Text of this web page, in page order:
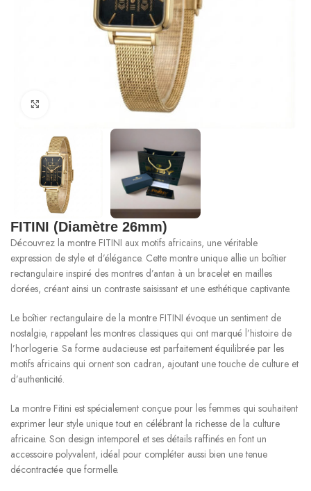
Cliquez pour agrandir
FITINI (Diamètre 26mm)
Découvrez la montre FITINI aux motifs africains, une véritable
expression de style et d’élégance. Cette montre unique allie un boîtier
rectangulaire inspiré des montres d’antan à un bracelet en mailles
dorées, créant ainsi un contraste saisissant et une esthétique captivante.
Le boîtier rectangulaire de la montre FITINI évoque un sentiment de
nostalgie, rappelant les montres classiques qui ont marqué l’histoire de
l’horlogerie. Sa forme audacieuse est parfaitement équilibrée par les
motifs africains qui ornent son cadran, ajoutant une touche de culture et
d’authenticité.
La montre Fitini est spécialement conçue pour les femmes qui souhaitent
exprimer leur style unique tout en célébrant la richesse de la culture
africaine. Son design intemporel et ses détails raffinés en font un
accessoire polyvalent, idéal pour compléter aussi bien une tenue
décontractée que formelle.